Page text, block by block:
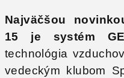
Najväčšou
15 je systém
technológia
vedeckým klubom